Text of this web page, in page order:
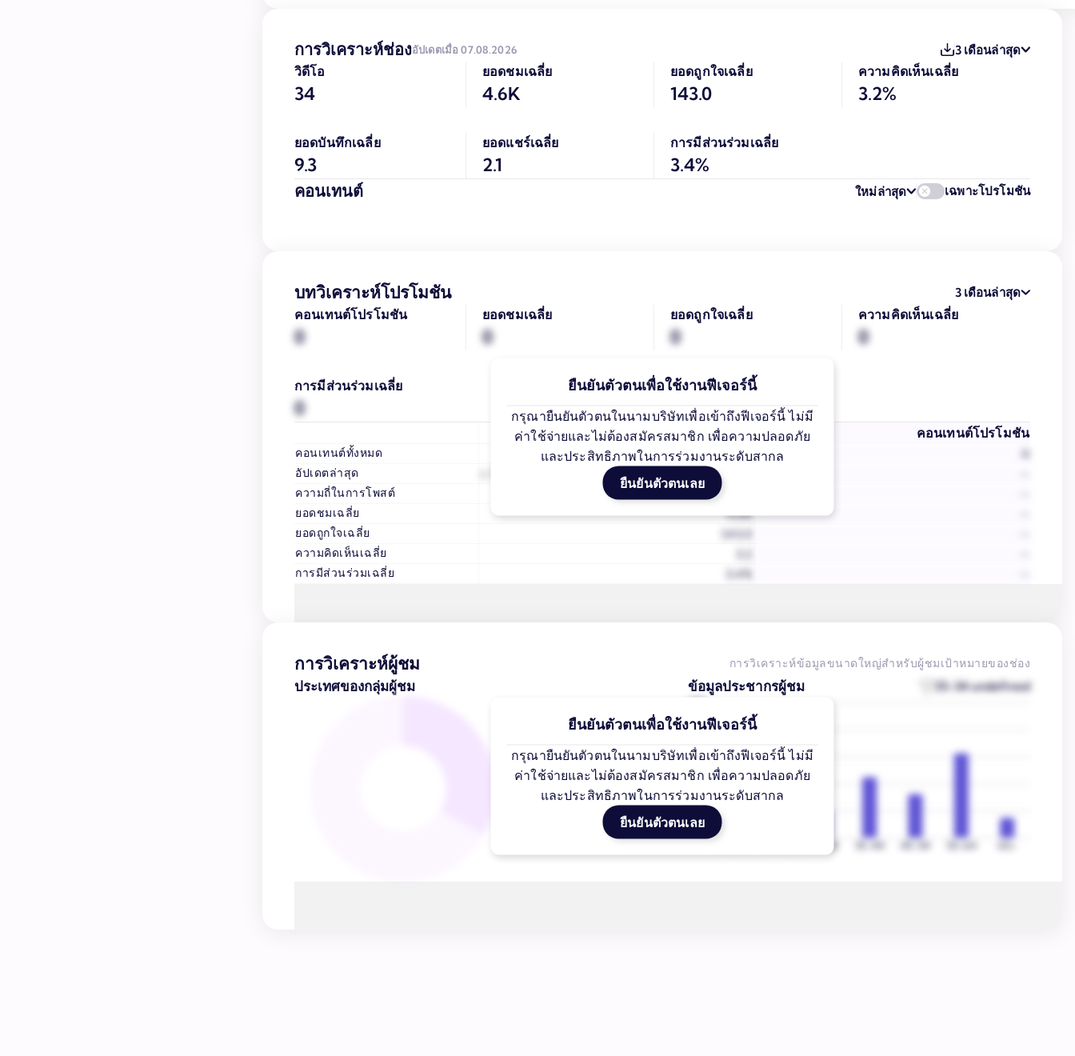
การวิเคราะห์ช่องอัปเดตเมื่อ 07.08.2026 3 เดือนล่าสุด
วิดีโอ
34
ยอดชมเฉลี่ย
4.6K
ยอดถูกใจเฉลี่ย
143.0
ความคิดเห็นเฉลี่ย
3.2%
ยอดบันทึกเฉลี่ย
9.3
ยอดแชร์เฉลี่ย
2.1
การมีส่วนร่วมเฉลี่ย
3.4%
คอนเทนต์ ใหม่ล่าสุด เฉพาะโปรโมชัน
บทวิเคราะห์โปรโมชัน 3 เดือนล่าสุด
คอนเทนต์โปรโมชัน
0
ยอดชมเฉลี่ย
0
ยอดถูกใจเฉลี่ย
0
ความคิดเห็นเฉลี่ย
0
การมีส่วนร่วมเฉลี่ย
0
คอนเทนต์ทั้งหมด คอนเทนต์โปรโมชัน
คอนเทนต์ทั้งหมด 34
อัปเดตล่าสุด
2 วันที่แล้ว
ความถี่ในการโพสต์
11 / Month
ยอดชมเฉลี่ย
4.6K
ยอดถูกใจเฉลี่ย
143.0
ความคิดเห็นเฉลี่ย
การมีส่วนร่วมเฉลี่ย
3.4%
ยืนยันตัวตนเพื่อใช้งานฟีเจอร์นี้
กรุณายืนยันตัวตนในนามบริษัทเพื่อเข้าถึงฟีเจอร์นี้ ไม่มี
ค่าใช้จ่ายและไม่ต้องสมัครสมาชิก เพื่อความปลอดภัย
และประสิทธิภาพในการร่วมงานระดับสากล
ยืนยันตัวตนเลย
การวิเคราะห์ผู้ชม การวิเคราะห์ข้อมูลขนาดใหญ่สำหรับผู้ชมเป้าหมายของช่อง
ประเทศของกลุ่มผู้ชม
--
--
ข้อมูลประชากรผู้ชม 25-34 undefined
32%
24%
16%
0
25-34
ยืนยันตัวตนเพื่อใช้งานฟีเจอร์นี้
กรุณายืนยันตัวตนในนามบริษัทเพื่อเข้าถึงฟีเจอร์นี้ ไม่มี
ค่าใช้จ่ายและไม่ต้องสมัครสมาชิก เพื่อความปลอดภัย
และประสิทธิภาพในการร่วมงานระดับสากล
ยืนยันตัวตนเลย